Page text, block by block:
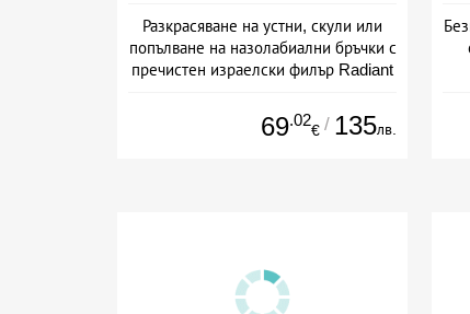
Разкрасяване на устни, скули или
попълване на назолабиални бръчки с
пречистен израелски филър Radiant
69.02
€ / 135лв.